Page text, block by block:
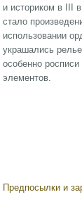
и историком в III
стало
использовании
украшались
особенно
элементов.
Предпосылки и